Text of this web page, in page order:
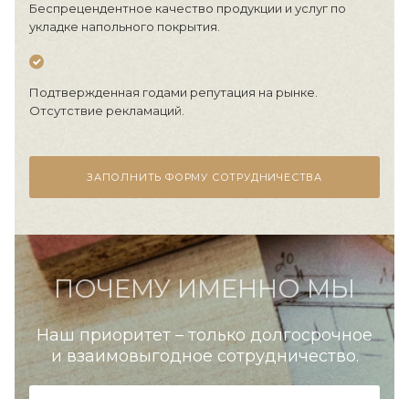
Беспрецендентное качество продукции и услуг по
укладке напольного покрытия.
Подтвержденная годами репутация на рынке.
Отсутствие рекламаций.
ЗАПОЛНИТЬ ФОРМУ СОТРУДНИЧЕСТВА
ПОЧЕМУ ИМЕННО МЫ
Наш приоритет – только долгосрочное
и взаимовыгодное сотрудничество.